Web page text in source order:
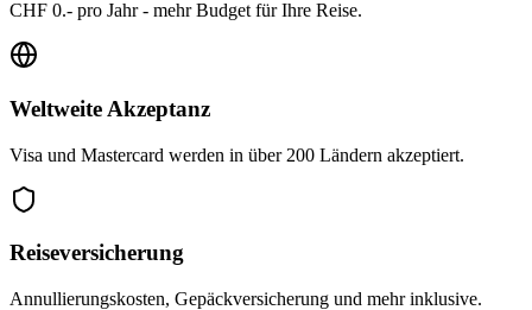
CHF 0.- pro Jahr - mehr Budget für Ihre Reise.
Weltweite Akzeptanz
Visa und Mastercard werden in über 200 Ländern akzeptiert.
Reiseversicherung
Annullierungskosten, Gepäckversicherung und mehr inklusive.